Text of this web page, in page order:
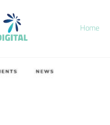
Home